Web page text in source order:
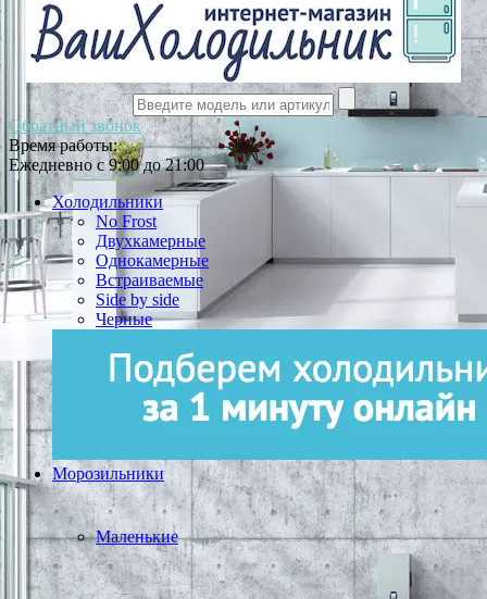
Обратный звонок
Время работы:
Ежедневно с 9:00 до 21:00
Холодильники
No Frost
Двухкамерные
Однокамерные
Встраиваемые
Side by side
Черные
Морозильники
Маленькие